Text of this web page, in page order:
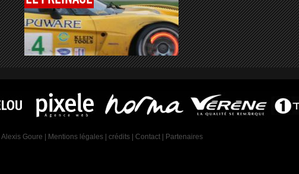
Alexis Goure Mentions légales crédits Contact Partenaires